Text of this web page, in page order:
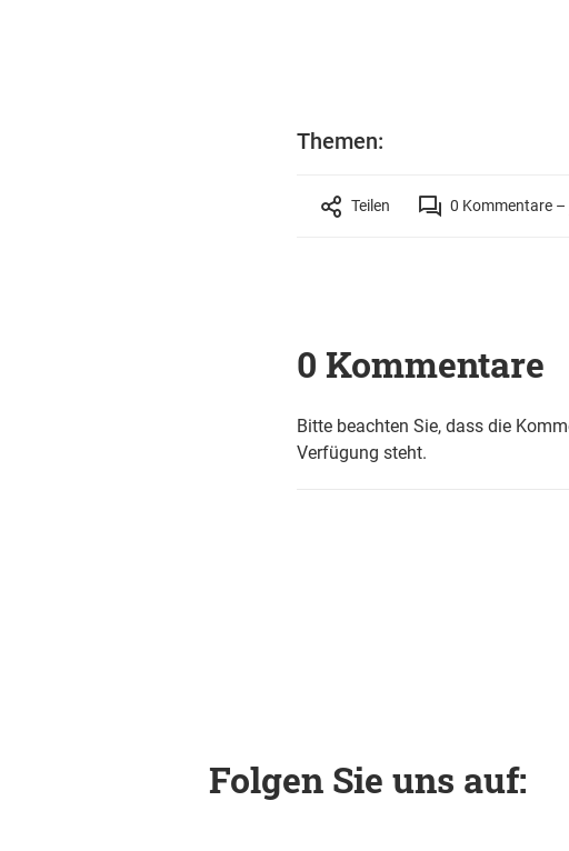
Themen:
Teilen 0 Kommentare –
0 Kommentare
Bitte beachten Sie, dass die
Verfügung steht.
Folgen Sie uns auf: